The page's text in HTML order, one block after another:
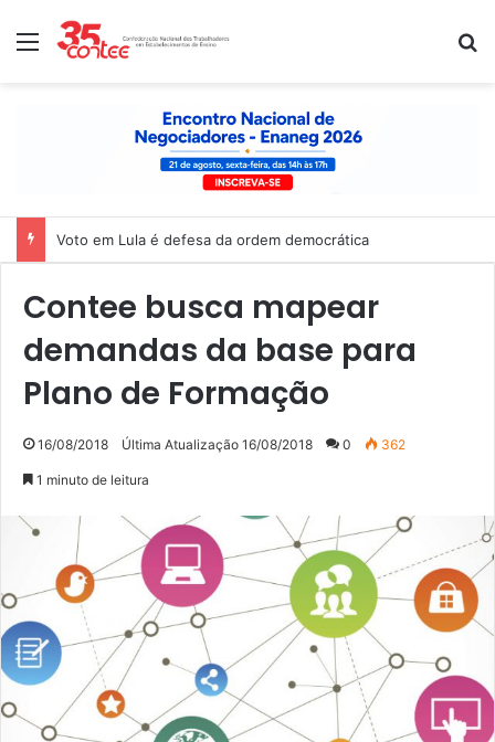
Menu
Voto em Lula é defesa da ordem democrática
Contee busca mapear
demandas da base para
Plano de Formação
16/08/2018 Última Atualização 16/08/2018 0 362
1 minuto de leitura